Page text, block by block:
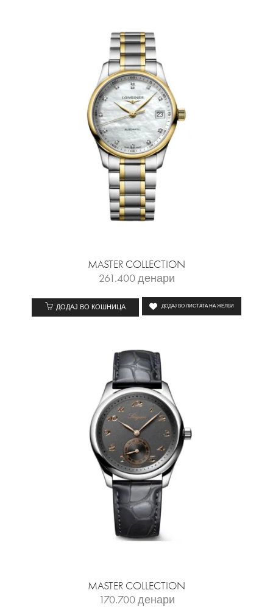
MASTER COLLECTION
261.400денари
ДОДАЈ ВО КОШНИЦА ДОДАЈ ВО ЛИСТАТА НА ЖЕЛБИ
MASTER COLLECTION
170.700денари